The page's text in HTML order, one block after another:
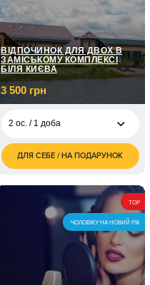
ВІДПОЧИНОК ДЛЯ ДВОХ В
ЗАМІСЬКОМУ КОМПЛЕКСІ
БІЛЯ КИЄВА
3 500 грн
2 ос. / 1 доба
3 500
грн
2 ос. / 2 доби
7 000
грн
ДЛЯ СЕБЕ / НА ПОДАРУНОК
TOP
ЧОЛОВІКУ НА НОВИЙ РІК